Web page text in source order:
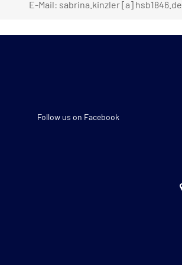
E-Mail: sabrina.kinzler [a] hsb1846.de
Follow us on Facebook